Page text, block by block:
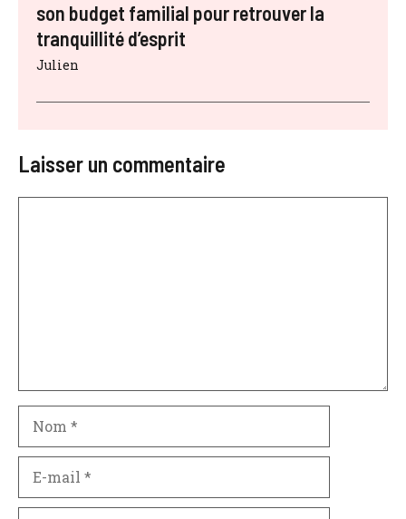
son budget familial pour retrouver la
tranquillité d’esprit
Julien
Laisser un commentaire
mail